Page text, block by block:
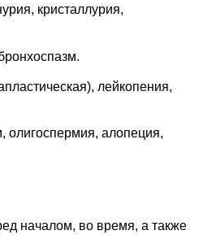
кристаллурия,
лейкопения,
олигоспермия, алопеция,
началом, во время, а также